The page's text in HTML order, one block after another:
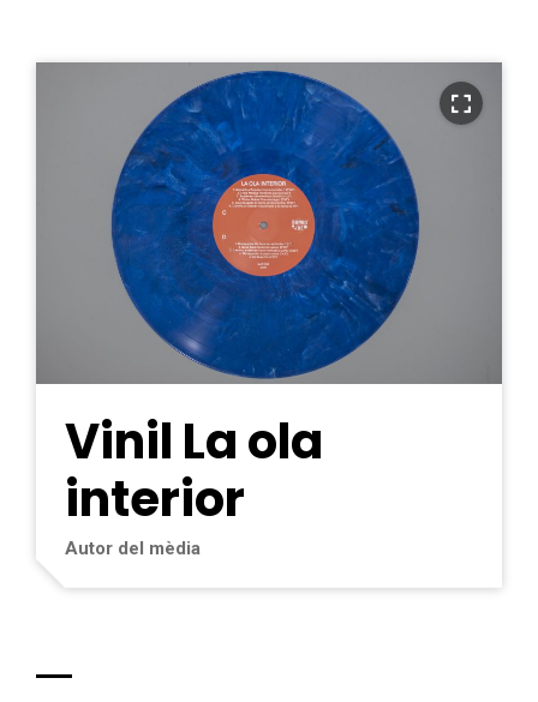
Vinil La ola
interior
Autor del mèdia